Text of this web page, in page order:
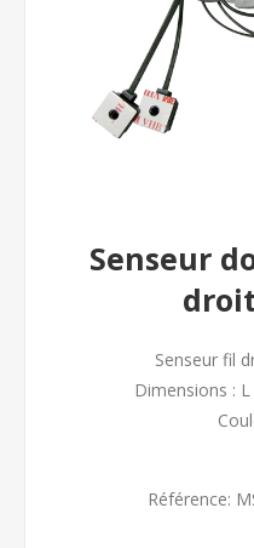
Senseur
Senseur fil
Dimensions :
Référence: